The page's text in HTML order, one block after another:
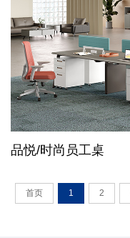
品悦/时尚员工桌
首页 1 2